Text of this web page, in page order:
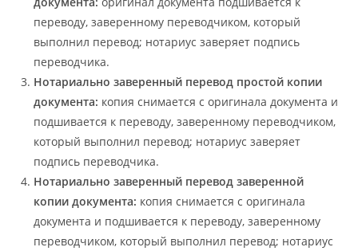
переводу, заверенному переводчиком, который
выполнил перевод; нотариус заверяет подпись
переводчика.
Нотариально заверенный перевод простой копии
документа: копия снимается с оригинала документа и
подшивается к переводу, заверенному переводчиком,
который выполнил перевод; нотариус заверяет
подпись переводчика.
Нотариально заверенный перевод заверенной
копии документа: копия снимается с оригинала
документа и подшивается к переводу, заверенному
переводчиком, который выполнил перевод; нотариус